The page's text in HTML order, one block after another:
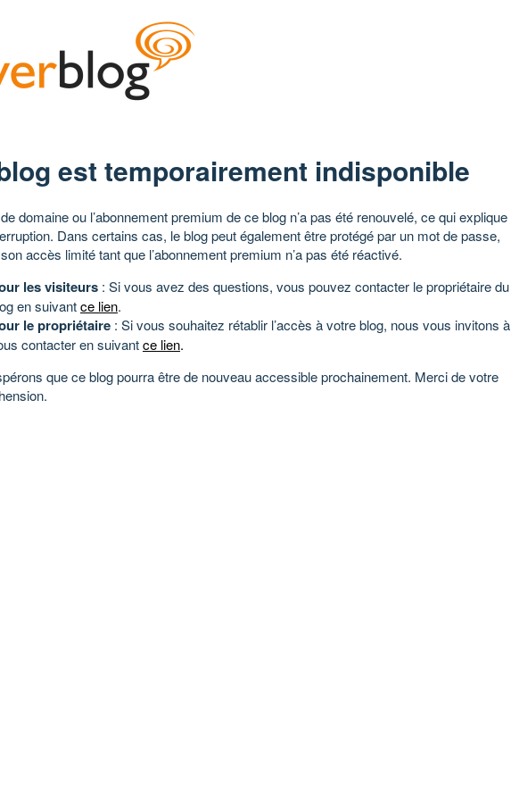
est temporairement indisponible
domaine ou l’abonnement premium de ce blog n’a pas été renouvelé, ce qui explique
Dans certains cas, le blog peut également être protégé par un mot de passe,
accès limité tant que l’abonnement premium n’a pas été réactivé.
les visiteurs : Si vous avez des questions, vous pouvez contacter le propriétaire du
en suivantce lien.
le propriétaire : Si vous souhaitez rétablir l’accès à votre blog, nous vous invitons à
contacter en suivantce lien.
que ce blog pourra être de nouveau accessible prochainement. Merci de votre